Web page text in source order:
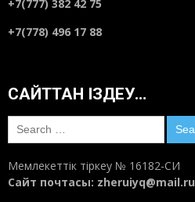
+7(777) 382 42 75
+7(778) 496 17 88
САЙТТАН ІЗДЕУ…
Search
for:
Мемлекеттік тіркеу № 16182-СИ
Сайт почтасы: zheruiyq@mail.ru